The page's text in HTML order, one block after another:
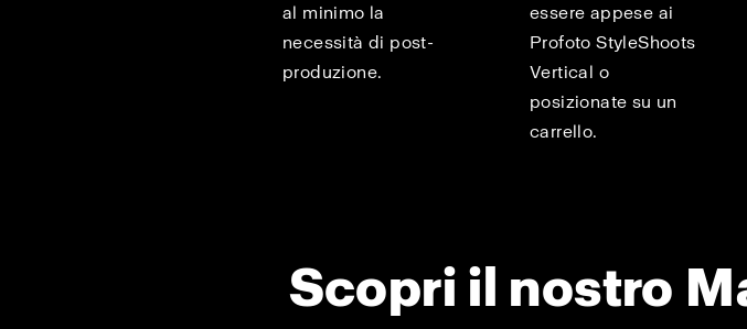
al minimo la
necessità di post-
produzione.
essere appese ai
Profoto StyleShoots
Vertical o
posizionate su un
carrello.
Scopri il nostro